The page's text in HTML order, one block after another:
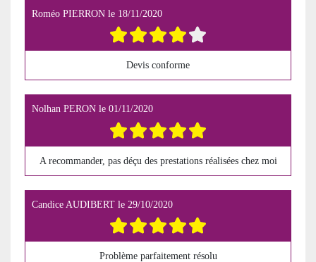
Roméo PIERRON le 18/11/2020
Devis conforme
Nolhan PERON le 01/11/2020
A recommander, pas déçu des prestations réalisées chez moi
Candice AUDIBERT le 29/10/2020
Problème parfaitement résolu